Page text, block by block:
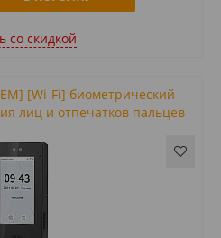
cо скидкой
[Wi-Fi] биометрический
лиц и отпечатков пальцев